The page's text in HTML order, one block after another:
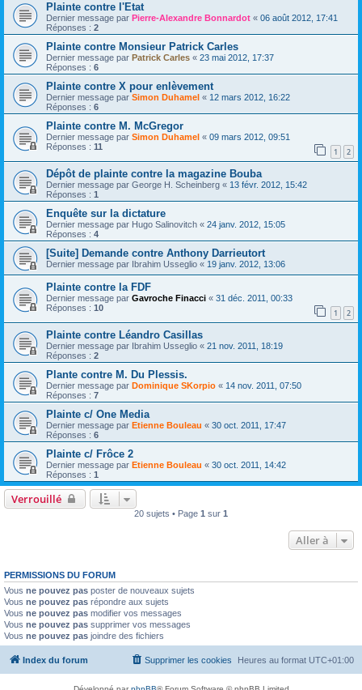
Plainte contre l'Etat
Dernier message par Pierre-Alexandre Bonnardot « 06 août 2012, 17:41
Réponses : 2
Plainte contre Monsieur Patrick Carles
Dernier message par Patrick Carles « 23 mai 2012, 17:37
Réponses : 6
Plainte contre X pour enlèvement
Dernier message par Simon Duhamel « 12 mars 2012, 16:22
Réponses : 6
Plainte contre M. McGregor
Dernier message par Simon Duhamel « 09 mars 2012, 09:51
Réponses : 11 1 2
Dépôt de plainte contre la magazine Bouba
Dernier message par George H. Scheinberg « 13 févr. 2012, 15:42
Réponses : 1
Enquête sur la dictature
Dernier message par Hugo Salinovitch « 24 janv. 2012, 15:05
Réponses : 4
[Suite] Demande contre Anthony Darrieutort
Dernier message par Ibrahim Usseglio « 19 janv. 2012, 13:06
Plainte contre la FDF
Dernier message par Gavroche Finacci « 31 déc. 2011, 00:33
Réponses : 10 1 2
Plainte contre Léandro Casillas
Dernier message par Ibrahim Usseglio « 21 nov. 2011, 18:19
Réponses : 2
Plante contre M. Du Plessis.
Dernier message par Dominique SKorpio « 14 nov. 2011, 07:50
Réponses : 7
Plainte c/ One Media
Dernier message par Etienne Bouleau « 30 oct. 2011, 17:47
Réponses : 6
Plainte c/ Frôce 2
Dernier message par Etienne Bouleau « 30 oct. 2011, 14:42
Réponses : 1
Verrouillé
20 sujets • Page 1 sur 1
Aller à
PERMISSIONS DU FORUM
Vous ne pouvez pas poster de nouveaux sujets
Vous ne pouvez pas répondre aux sujets
Vous ne pouvez pas modifier vos messages
Vous ne pouvez pas supprimer vos messages
Vous ne pouvez pas joindre des fichiers
Index du forum Heures au format UTC+01:00
Supprimer les cookies